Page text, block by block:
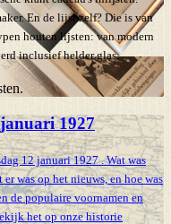
En de lijst zelf? Die is van
houten lijsten: van modern
inclusief helder glas.
1927
12 januari 1927 . Wat was
was op het nieuws, en hoe was
de populaire voornamen en
het op onze historie